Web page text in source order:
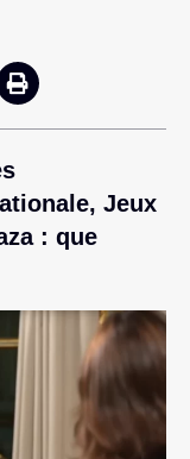
Jeux
: que